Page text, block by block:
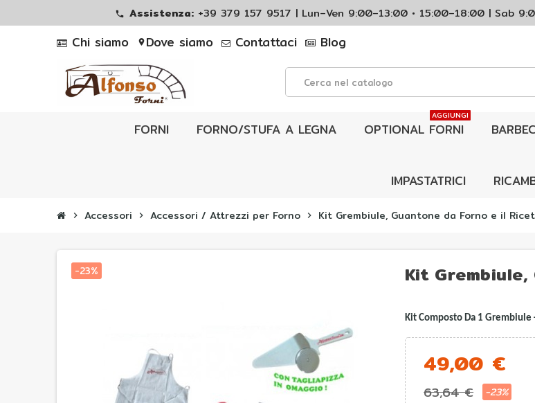
phone Assistenza:+39 379 157 9517 | Lun–Ven 9:00–13:00 • 15:00–18:00 | Sab
Chi siamo location_on Dove siamo Contattaci Blog
FORNI FORNO/STUFA A LEGNA OPTIONAL FORNI
AGGIUNGI
IMPASTATRICI
chevron_right Accessori chevron_right Accessori / Attrezzi per Forno chevron_right Kit Grembiule, Guantone da Forno e il
-23% Kit
Kit Composto Da 1
49,00 €
63,64 € -23%